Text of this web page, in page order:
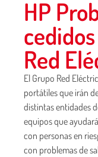
HP
Red
El Grupo Red
portátiles que irán
distintas entidades
equipos que
con personas en
con problemas de